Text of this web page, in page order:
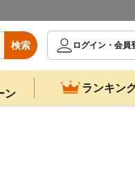
検索
ログイン・会員
ン ランキン